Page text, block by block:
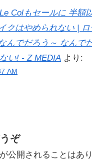
Colもセールに 半額
クはやめられない |
んでだろう～ なんで
い! - Z MEDIA より:
AM
ぞ
公開されることはあり